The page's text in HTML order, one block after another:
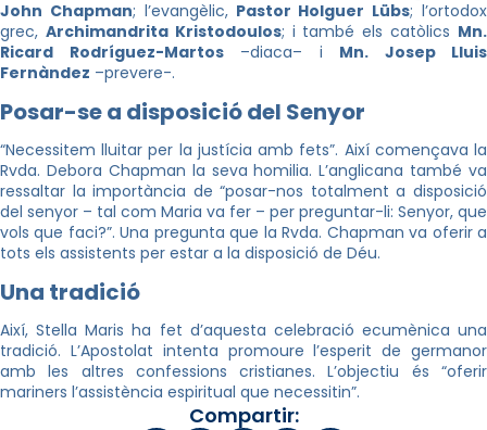
John Chapman; l’evangèlic,Pastor Holguer Lübs; l’ortodox
grec, Archimandrita Kristodoulos; i també els catòlics Mn.
Ricard Rodríguez-Martos–diaca– i Mn. Josep Lluis
Fernàndez –prevere-.
Posar-se a disposició del Senyor
“Necessitem lluitar per la justícia amb fets”. Així començava la
Rvda. Debora Chapman la seva homilia. L’anglicana també va
ressaltar la importància de “posar-nos totalment a disposició
del senyor – tal com Maria va fer – per preguntar-li: Senyor, que
vols que faci?”. Una pregunta que la Rvda. Chapman va oferir a
tots els assistents per estar a la disposició de Déu.
Una tradició
Així, Stella Maris ha fet d’aquesta celebració ecumènica una
tradició. L’Apostolat intenta promoure l’esperit de germanor
amb les altres confessions cristianes. L’objectiu és “oferir
mariners l’assistència espiritual que necessitin”.
Compartir: